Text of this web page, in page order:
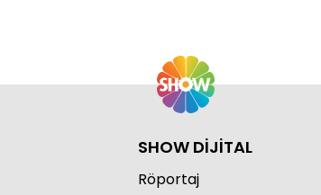
SHOW DİJİTAL
Röportaj